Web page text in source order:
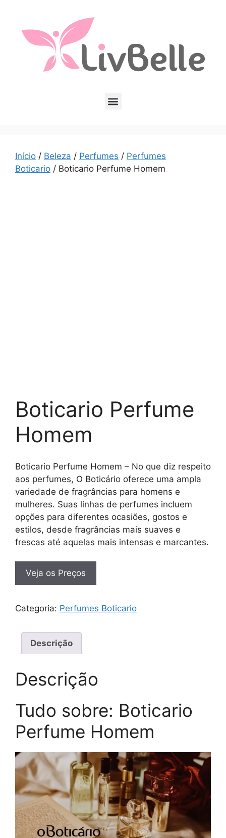
Início / Beleza / Perfumes / Perfumes
Boticario / Boticario Perfume Homem
Boticario Perfume
Homem
Boticario Perfume Homem – No que diz respeito
aos perfumes, O Boticário oferece uma ampla
variedade de fragrâncias para homens e
mulheres. Suas linhas de perfumes incluem
opções para diferentes ocasiões, gostos e
estilos, desde fragrâncias mais suaves e
frescas até aquelas mais intensas e marcantes.
Veja os Preços
Categoria: Perfumes Boticario
Descrição
Descrição
Tudo sobre: Boticario
Perfume Homem